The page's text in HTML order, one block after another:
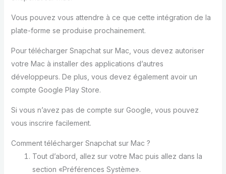
Vous pouvez vous attendre à ce que cette intégration de la
plate-forme se produise prochainement.
Pour télécharger Snapchat sur Mac, vous devez autoriser
votre Mac à installer des applications d’autres
développeurs. De plus, vous devez également avoir un
compte Google Play Store.
Si vous n’avez pas de compte sur Google, vous pouvez
vous inscrire facilement.
Comment télécharger Snapchat sur Mac ?
Tout d’abord, allez sur votre Mac puis allez dans la
section «Préférences Système».